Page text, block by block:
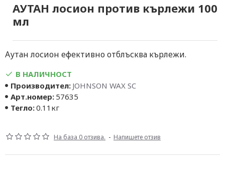
АУТАН лосион против кърлежи 100
мл
В НАЛИЧНОСТ
Производител: JOHNSON WAX SC
Арт.номер: 57635
Тегло:0.11кг
На база 0 отзива. - Напишете отзив
Аутан лосион ефективно отблъсква кърлежи.